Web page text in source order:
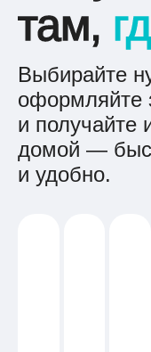
там,
Выбирайте
оформляйте
и получайте
домой —
и удобно.